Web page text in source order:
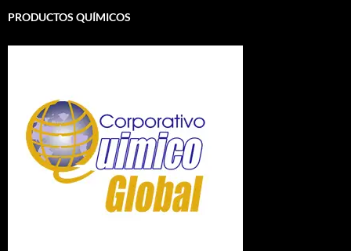
PRODUCTOS QUÍMICOS